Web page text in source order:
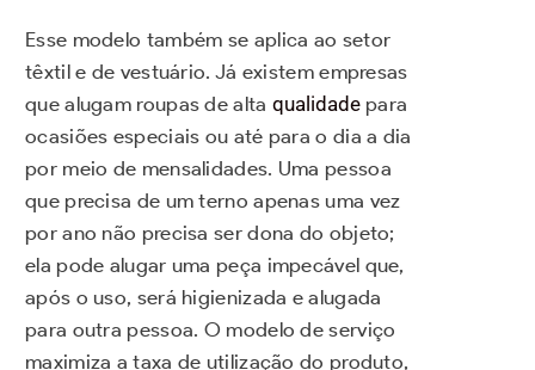
Esse modelo também se aplica ao setor
têxtil e de vestuário. Já existem empresas
que alugam roupas de alta qualidadepara
ocasiões especiais ou até para o dia a dia
por meio de mensalidades. Uma pessoa
que precisa de um terno apenas uma vez
por ano não precisa ser dona do objeto;
ela pode alugar uma peça impecável que,
após o uso, será higienizada e alugada
para outra pessoa. O modelo de serviço
maximiza a taxa de utilização do produto,